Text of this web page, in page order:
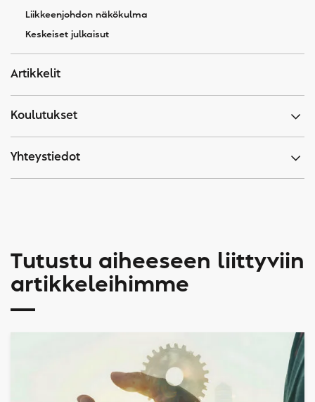
Liikkeenjohdon näkökulma
Keskeiset julkaisut
Artikkelit
Koulutukset
Yhteystiedot
Tutustu aiheeseen liittyviin
artikkeleihimme